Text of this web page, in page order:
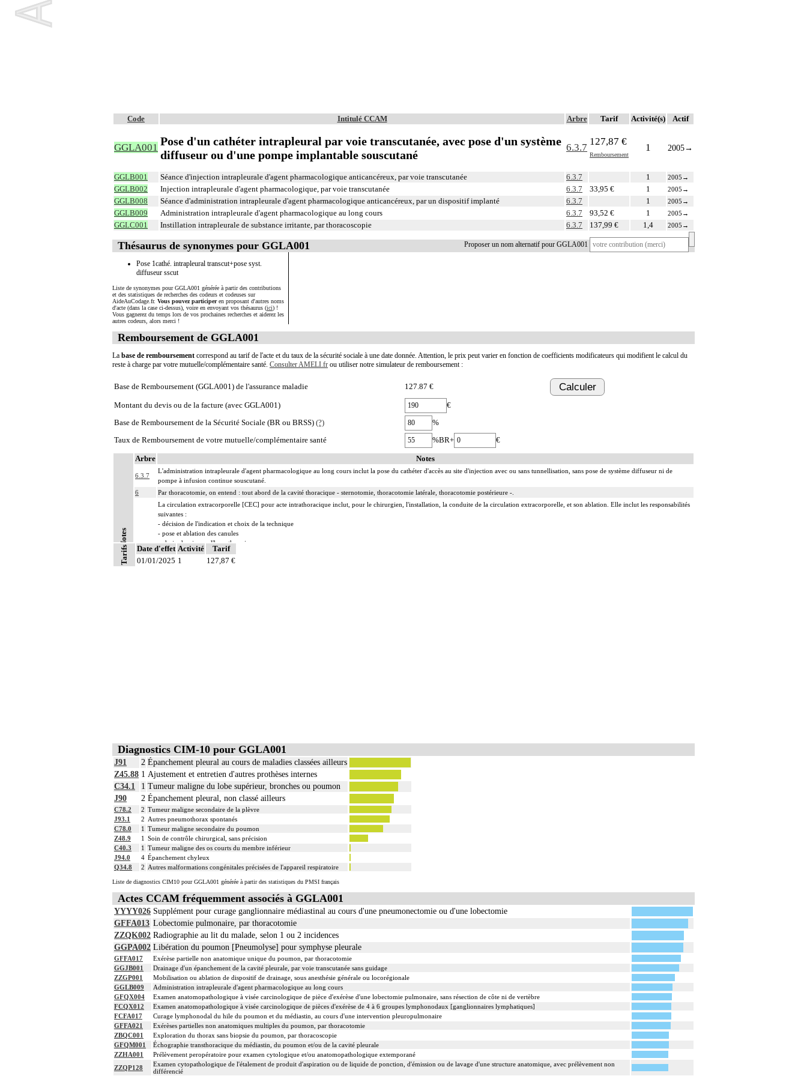
Code Intitulé CCAM Arbre Tarif Activité(s) Actif
GGLA001 Pose d'un cathéter intrapleural par voie transcutanée, avec pose d'un système
diffuseur ou d'une pompe implantable souscutané
6.3.7
127,87 €
Remboursement
1 2005→
GGLB001 Séance d'injection intrapleurale d'agent pharmacologique anticancéreux, par voie transcutanée 6.3.7 1 2005 →
GGLB002 Injection intrapleurale d'agent pharmacologique, par voie transcutanée 6.3.7 33,95 € 1 2005 →
GGLB008 Séance d'administration intrapleurale d'agent pharmacologique anticancéreux, par un dispositif implanté 6.3.7 1 2005 →
GGLB009 Administration intrapleurale d'agent pharmacologique au long cours 6.3.7 93,52 € 1 2005 →
GGLC001 Instillation intrapleurale de substance irritante, par thoracoscopie 6.3.7 137,99 € 1,4 2005 →
Proposer un nom alternatif pour GGLA001
Thésaurus de synonymes pour GGLA001
Pose 1cathé. intrapleural transcut+pose syst.
diffuseur sscut
Liste de synonymes pour GGLA001 générée à partir des contributions
et des statistiques de recherches des codeurs et codeuses sur
AideAuCodage.fr. Vous pouvez participeren proposant d'autres noms
d'acte (dans la case ci-dessus), voire en envoyant vos thésaurus (ici) !
Vous gagnerez du temps lors de vos prochaines recherches et aiderez les
autres codeurs, alors merci !
Remboursement de GGLA001
La base de remboursement correspond au tarif de l'acte et du taux de la sécurité sociale à une date donnée. Attention, le prix peut varier en fonction de coefficients modificateurs qui modifient le calcul du
reste à charge par votre mutuelle/complémentaire santé. Consulter AMELI.fr ou utiliser notre simulateur de remboursement :
Base de Remboursement (GGLA001) de l'assurance maladie 127.87 € Calculer
Montant du devis ou de la facture (avec GGLA001)
€
Base de Remboursement de la Sécurité Sociale (BR ou BRSS) (?)
%
Taux de Remboursement de votre mutuelle/complémentaire santé
%BR+ €
Notes
Arbre Notes
6.3.7
L'administration intrapleurale d'agent pharmacologique au long cours inclut la pose du cathéter d'accès au site d'injection avec ou sans tunnellisation, sans pose de système diffuseur ni de
pompe à infusion continue souscutané.
6
Par thoracotomie, on entend : tout abord de la cavité thoracique - sternotomie, thoracotomie latérale, thoracotomie postérieure -.
6
La circulation extracorporelle [CEC] pour acte intrathoracique inclut, pour le chirurgien, l'installation, la conduite de la circulation extracorporelle, et son ablation. Elle inclut les responsabilités
suivantes :
- décision de l'indication et choix de la technique
- pose et ablation des canules
- choix du niveau d'hypothermie
- choix du débit de CEC
- décision d'arrêt circulatoire
Tarifs Date d'effet Activité
Tarif
01/01/2025 1 127,87 €
Diagnostics CIM-10 pour GGLA001
J91 2 Épanchement pleural au cours de maladies classées ailleurs
Z45.88 1 Ajustement et entretien d'autres prothèses internes
C34.1
1 Tumeur maligne du lobe supérieur, bronches ou poumon
J90
2 Épanchement pleural, non classé ailleurs
C78.2 2 Tumeur maligne secondaire de la plèvre
J93.1
2 Autres pneumothorax spontanés
C78.0
1 Tumeur maligne secondaire du poumon
Z48.9
1 Soin de contrôle chirurgical, sans précision
C40.3
1 Tumeur maligne des os courts du membre inférieur
J94.0
4 Épanchement chyleux
Q34.8
2 Autres malformations congénitales précisées de l'appareil respiratoire
Liste de diagnostics CIM10 pour GGLA001 générée à partir des statistiques du PMSI français
Actes CCAM fréquemment associés à GGLA001
YYYY026 Supplément pour curage ganglionnaire médiastinal au cours d'une pneumonectomie ou d'une lobectomie
GFFA013 Lobectomie pulmonaire, par thoracotomie
ZZQK002 Radiographie au lit du malade, selon 1 ou 2 incidences
GGPA002 Libération du poumon [Pneumolyse] pour symphyse pleurale
GFFA017
Exérèse partielle non anatomique unique du poumon, par thoracotomie
GGJB001
Drainage d'un épanchement de la cavité pleurale, par voie transcutanée sans guidage
ZZGP001
Mobilisation ou ablation de dispositif de drainage, sous anesthésie générale ou locorégionale
GGLB009
Administration intrapleurale d'agent pharmacologique au long cours
GFQX004
Examen anatomopathologique à visée carcinologique de pièce d'exérèse d'une lobectomie pulmonaire, sans résection de côte ni de vertèbre
FCQX012
Examen anatomopathologique à visée carcinologique de pièces d'exérèse de 4 à 6 groupes lymphonodaux [ganglionnaires lymphatiques]
FCFA017
Curage lymphonodal du hile du poumon et du médiastin, au cours d'une intervention pleuropulmonaire
GFFA021
Exérèses partielles non anatomiques multiples du poumon, par thoracotomie
ZBQC001
Exploration du thorax sans biopsie du poumon, par thoracoscopie
GFQM001
Échographie transthoracique du médiastin, du poumon et/ou de la cavité pleurale
ZZHA001
Prélèvement peropératoire pour examen cytologique et/ou anatomopathologique extemporané
ZZQP128
Examen cytopathologique de l'étalement de produit d'aspiration ou de liquide de ponction, d'émission ou de lavage d'une structure anatomique, avec prélèvement non
différencié